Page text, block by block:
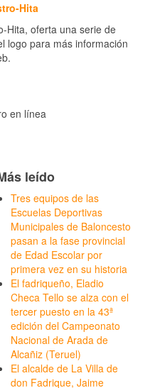
Hita
Hita, oferta una serie de
logo para más información
en línea
leído
Tres equipos de las
Escuelas Deportivas
Municipales de Baloncesto
pasan a la fase provincial
de Edad Escolar por
primera vez en su historia
El fadriqueño, Eladio
Checa Tello se alza con el
tercer puesto en la 43ª
edición del Campeonato
Nacional de Arada de
Alcañiz (Teruel)
El alcalde de La Villa de
don Fadrique, Jaime